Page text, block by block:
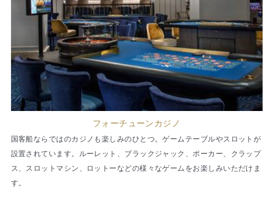
フォーチューンカジノ
国客船ならではのカジノも楽しみのひとつ。ゲームテーブルやスロットが
設置されています。ルーレット、ブラックジャック、ポーカー、クラップ
ス、スロットマシン、ロットーなどの様々なゲームをお楽しみいただけま
す。